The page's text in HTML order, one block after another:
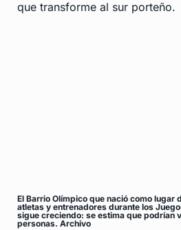
que transforme al sur porteño.
El Barrio Olímpico que nació como lugar
atletas y entrenadores durante los
sigue creciendo: se estima que podrían
personas. Archivo